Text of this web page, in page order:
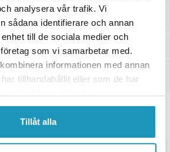
analysera vår trafik. Vi
sådana identifierare och annan
till de sociala medier och
som vi samarbetar med.
informationen med annan
tillhandahållit eller som de har
Tillåt alla
UNIVERSAL